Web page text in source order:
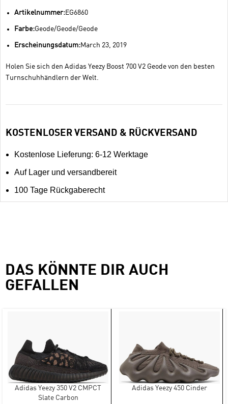
Artikelnummer:EG6860
Farbe:Geode/Geode/Geode
Erscheinungsdatum:March 23, 2019
Holen Sie sich den Adidas Yeezy Boost 700 V2 Geode von den besten
Turnschuhhändlern der Welt.
KOSTENLOSER VERSAND & RÜCKVERSAND
Kostenlose Lieferung: 6-12 Werktage
Auf Lager und versandbereit
100 Tage Rückgaberecht
DAS KÖNNTE DIR AUCH
GEFALLEN
Adidas Yeezy 350 V2 CMPCT
Slate Carbon
Adidas Yeezy 450 Cinder